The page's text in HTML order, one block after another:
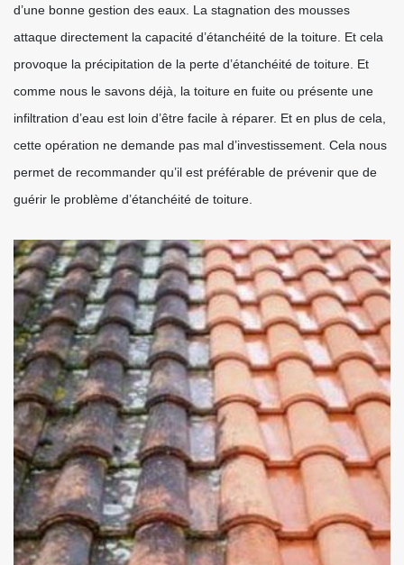
d’une bonne gestion des eaux. La stagnation des mousses
attaque directement la capacité d’étanchéité de la toiture. Et cela
provoque la précipitation de la perte d’étanchéité de toiture. Et
comme nous le savons déjà, la toiture en fuite ou présente une
infiltration d’eau est loin d’être facile à réparer. Et en plus de cela,
cette opération ne demande pas mal d’investissement. Cela nous
permet de recommander qu’il est préférable de prévenir que de
guérir le problème d’étanchéité de toiture.